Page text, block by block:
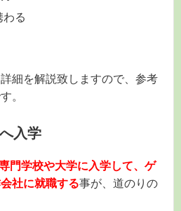
わる
細を解説致しますので、参考
。
入学
門学校や大学に入学して、ゲ
社に就職する事が、道のりの